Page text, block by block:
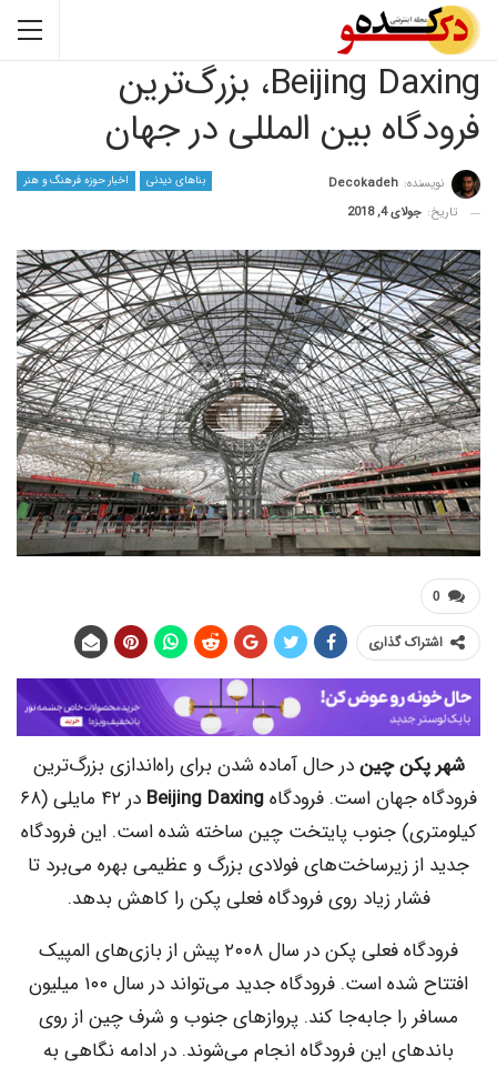
Beijing Daxing، بزرگ‌ترین
بین المللی در جهان
اخبار حوزه فرهنگ و هنر
Decokadeh
جولای 4, 2018
گذاری
چیندر حال آماده شدن برای راه‌اندازی بزرگ‌ترین
جهان است. فرودگاهBeijing Daxing
در ۴۲ مایلی (۶۸
جنوب پایتخت چین ساخته شده است. این فرودگاه
زیرساخت‌های فولادی بزرگ و عظیمی بهره می‌برد تا
زیاد روی فرودگاه فعلی پکن را کاهش بدهد.
فرودگاه فعلی پکن در سال ۲۰۰۸ پیش از بازی‌های المپیک
افتتاح شده است. فرودگاه جدید می‌تواند در سال ۱۰۰ میلیون
را جابه‌جا کند. پروازهای جنوب و شرف چین از روی
این فرودگاه انجام می‌شوند. در ادامه نگاهی به